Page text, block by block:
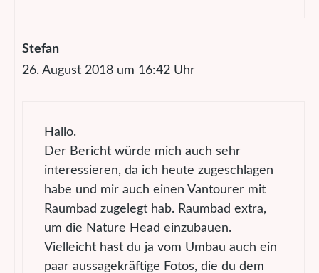
Stefan
26. August 2018 um 16:42 Uhr
Hallo.
Der Bericht würde mich auch sehr
interessieren, da ich heute zugeschlagen
habe und mir auch einen Vantourer mit
Raumbad zugelegt hab. Raumbad extra,
um die Nature Head einzubauen.
Vielleicht hast du ja vom Umbau auch ein
paar aussagekräftige Fotos, die du dem